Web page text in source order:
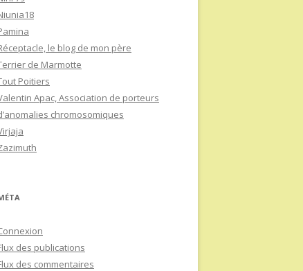
le blog de mon père
de Marmotte
Poitiers
Apac, Association de porteurs
chromosomiques
des publications
des commentaires